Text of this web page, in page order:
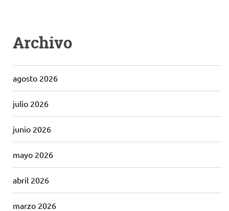
Archivo
agosto 2026
julio 2026
junio 2026
mayo 2026
abril 2026
marzo 2026